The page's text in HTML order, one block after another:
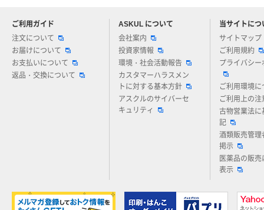
ご利用ガイド
注文について
お届けについて
お支払いについて
返品・交換について
ASKUL について
会社案内
投資家情報
環境・社会活動報告
カスタマーハラスメン
トに対する基本方針
アスクルのサイバーセ
キュリティ
当サイトにつ
サイトマップ
ご利用規約
プライバシー
ご利用環境に
ご利用上の注
古物営業法に
記
酒類販売管理
掲示
医薬品の販売
表示
アスクルについてお気軽にご質問ください